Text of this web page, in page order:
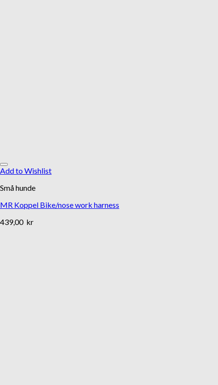
Add to Wishlist
Små hunde
MR Koppel Bike/nose work harness
439,00 kr